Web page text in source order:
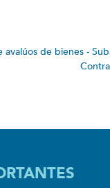
avalúos de bienes -